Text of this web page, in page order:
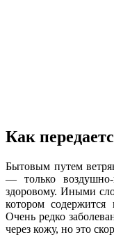
Как
Бытовым путем
— только
здоровому. Иными
котором содержится
Очень редко
через кожу, но это